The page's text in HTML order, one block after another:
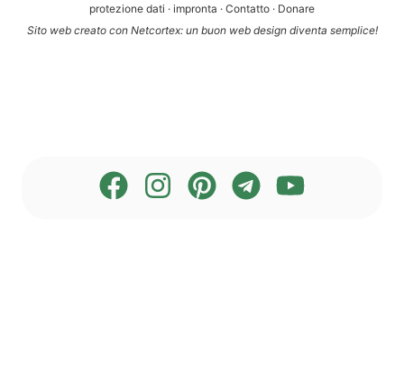
pro­te­zio­ne dati · impron­ta · Con­tat­to · Dona­re
Sito web crea­to con Net­cortex: un buon web design diven­ta semplice!